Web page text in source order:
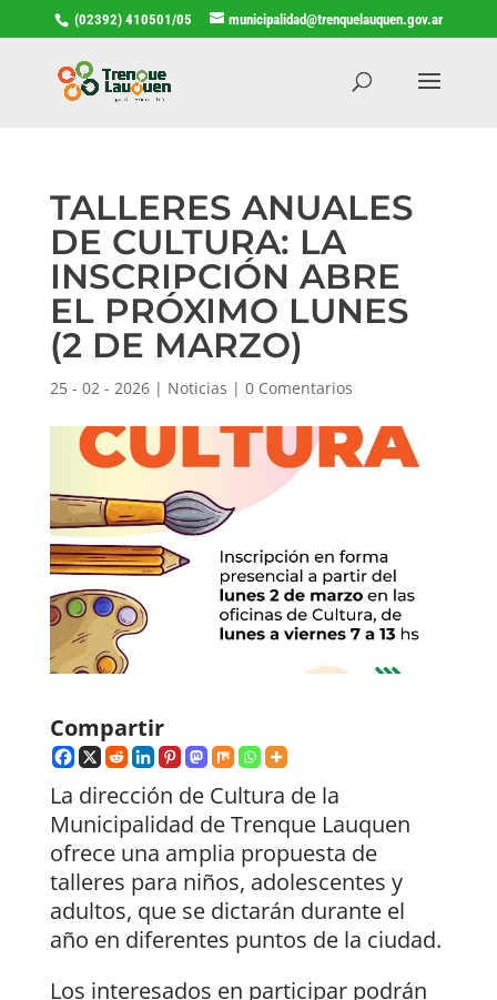
(02392) 410501/05 municipalidad@trenquelauquen.gov.ar
TALLERES ANUALES
DE CULTURA: LA
INSCRIPCIÓN ABRE
EL PRÓXIMO LUNES
(2 DE MARZO)
25 - 02 - 2026| Noticias | 0 Comentarios
Compartir
La dirección de Cultura de la
Municipalidad de Trenque Lauquen
ofrece una amplia propuesta de
talleres para niños, adolescentes y
adultos, que se dictarán durante el
año en diferentes puntos de la ciudad.
Los interesados en participar podrán